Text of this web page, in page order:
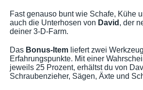
Fast genauso bunt wie Schafe, Kühe
auch die Unterhosen von David , der
deiner 3-D-Farm.
Das Bonus-Item liefert zwei
Erfahrungspunkte. Mit einer
jeweils 25 Prozent, erhältst du von
Schraubenzieher, Sägen, Äxte und